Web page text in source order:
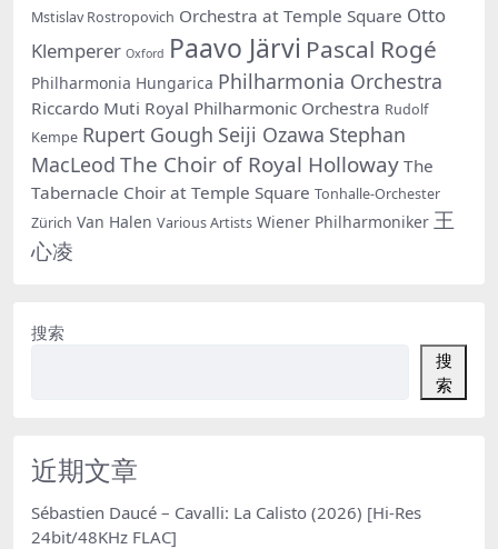
Mstislav Rostropovich Orchestra at Temple Square Otto
Klemperer Oxford Paavo Järvi Pascal Rogé
Philharmonia Hungarica Philharmonia Orchestra
Riccardo Muti Royal Philharmonic Orchestra Rudolf
Kempe Rupert Gough Seiji Ozawa Stephan
MacLeod The Choir of Royal Holloway The
Tabernacle Choir at Temple Square Tonhalle-Orchester
Zürich Van Halen Various Artists Wiener Philharmoniker 王
心凌
搜索
搜
索
近期文章
Sébastien Daucé – Cavalli: La Calisto (2026) [Hi-Res
24bit/48KHz FLAC]